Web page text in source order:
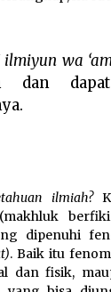
ilmiyun wa
dan dapat
ilmiah?
dipenuhi
. Baik itu
dan fisik,